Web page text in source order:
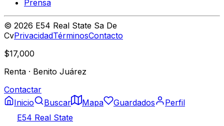
Prensa
© 2026 E54 Real State Sa De
CvPrivacidadTérminosContacto
$17,000
Renta · Benito Juárez
Contactar
Inicio
Buscar Mapa Guardados
Perfil
E54 Real State